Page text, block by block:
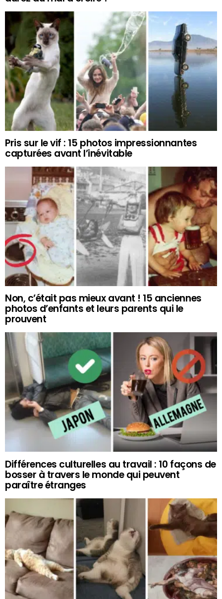
Pris sur le vif : 15 photos impressionnantes
capturées avant l’inévitable
Non, c’était pas mieux avant ! 15 anciennes
photos d’enfants et leurs parents qui le
prouvent
Différences culturelles au travail : 10 façons de
bosser à travers le monde qui peuvent
paraître étranges